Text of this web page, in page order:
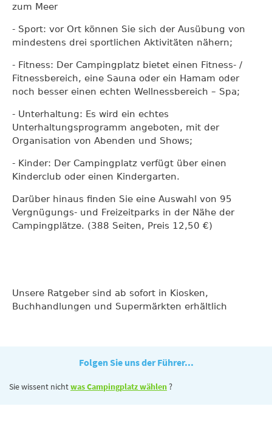
zum Meer
- Sport: vor Ort können Sie sich der Ausübung von
mindestens drei sportlichen Aktivitäten nähern;
- Fitness: Der Campingplatz bietet einen Fitness- /
Fitnessbereich, eine Sauna oder ein Hamam oder
noch besser einen echten Wellnessbereich – Spa;
- Unterhaltung: Es wird ein echtes
Unterhaltungsprogramm angeboten, mit der
Organisation von Abenden und Shows;
- Kinder: Der Campingplatz verfügt über einen
Kinderclub oder einen Kindergarten.
Darüber hinaus finden Sie eine Auswahl von 95
Vergnügungs- und Freizeitparks in der Nähe der
Campingplätze. (388 Seiten, Preis 12,50 €)
Unsere Ratgeber sind ab sofort in Kiosken,
Buchhandlungen und Supermärkten erhältlich
Folgen Sie uns der Führer...
Sie wissent nichtwas Campingplatz wählen?